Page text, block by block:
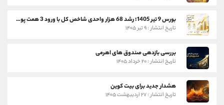
بورس 9 تیر 1405؛ رشد 68 هزار واحدی شاخص کل با ورود 3 همت پول حقیقی
تاریخ انتشار : ۹ تیر ۱۴۰۵
بررسی بازدهی صندوق های اهرمی
تاریخ انتشار : ۲۰ خرداد ۱۴۰۵
هشدار جدید برای بیت کوین
تاریخ انتشار : ۲۷ اردیبهشت ۱۴۰۵